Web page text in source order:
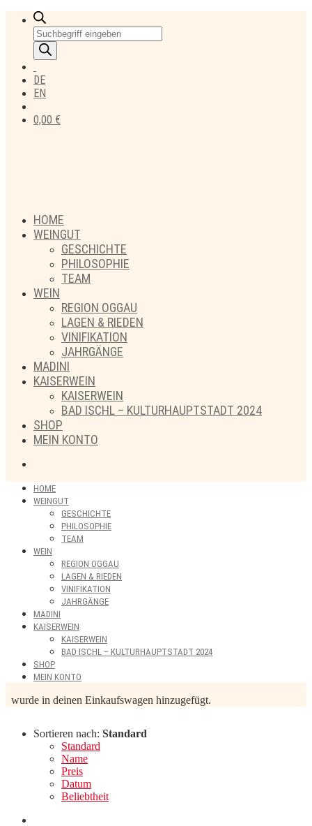
Products
search
DE
EN
0,00 €
HOME
WEINGUT
GESCHICHTE
PHILOSOPHIE
TEAM
WEIN
REGION OGGAU
LAGEN & RIEDEN
VINIFIKATION
JAHRGÄNGE
MADINI
KAISERWEIN
KAISERWEIN
BAD ISCHL – KULTURHAUPTSTADT 2024
SHOP
MEIN KONTO
HOME
WEINGUT
GESCHICHTE
PHILOSOPHIE
TEAM
WEIN
REGION OGGAU
LAGEN & RIEDEN
VINIFIKATION
JAHRGÄNGE
MADINI
KAISERWEIN
KAISERWEIN
BAD ISCHL – KULTURHAUPTSTADT 2024
SHOP
MEIN KONTO
wurde in deinen Einkaufswagen hinzugefügt.
Sortieren nach: Standard
Standard
Name
Preis
Datum
Beliebtheit